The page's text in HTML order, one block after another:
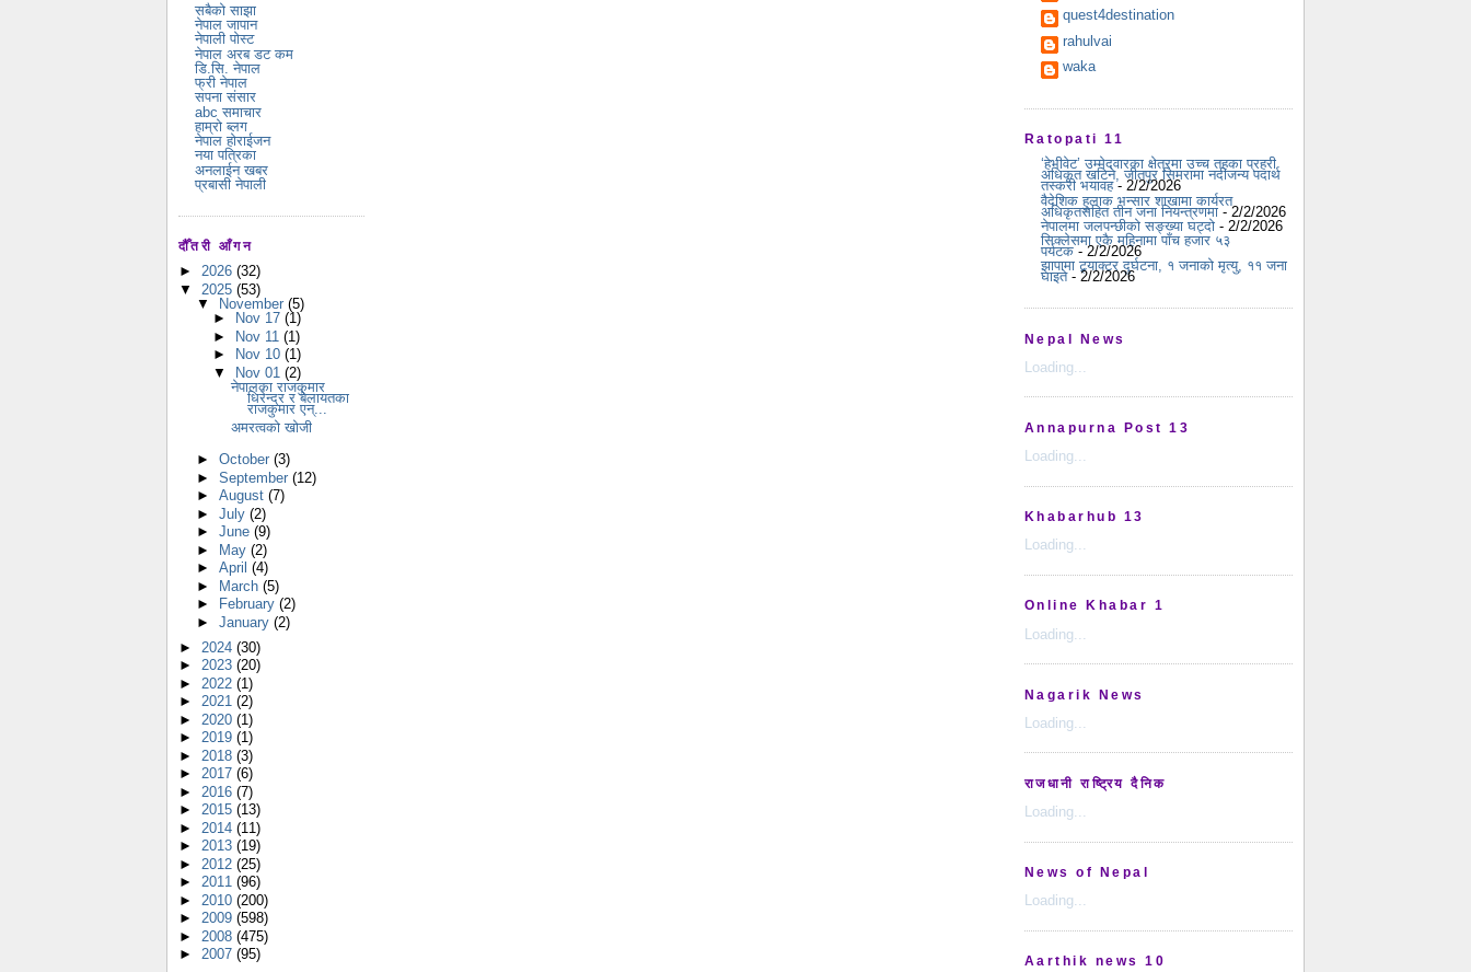
सबैको साझा
नेपाल जापान
नेपाली पोस्ट
नेपाल अरब डट कम
डि.सि. नेपाल
फ्री नेपाल
सपना संसार
abc समाचार
हाम्रो ब्लग
नेपाल होराईजन
नया पत्रिका
अनलाईन खबर
प्रबासी नेपाली
दौँतरी आँगन
► 2026 (32)
▼ 2025 (53)
▼
November (5)
►
Nov 17(1)
►
Nov 11(1)
►
Nov 10(1)
▼
Nov 01(2)
नेपालका राजकुमार
धिरेन्द्र र बेलायतका
राजकुमार एन्...
अमरत्वको खोजी
► October (3)
► September (12)
► August (7)
► July (2)
► June (9)
► May (2)
► April (4)
► March (5)
►
February (2)
► January (2)
► 2024 (30)
► 2023 (20)
► 2022 (1)
► 2021 (2)
► 2020 (1)
► 2019 (1)
► 2018 (3)
► 2017 (6)
► 2016 (7)
► 2015 (13)
► 2014 (11)
► 2013 (19)
► 2012 (25)
► 2011 (96)
► 2010 (200)
► 2009 (598)
► 2008 (475)
► 2007 (95)
quest4destination
rahulvai
waka
Ratopati 11
‘हेभीवेट’ उम्मेदवारका क्षेत्रमा उच्च तहका प्रहरी
अधिकृत खटिने, जीतपुर सिमरामा नदीजन्य पदार्थ
तस्करी भयावह- 2/2/2026
वैदेशिक हुलाक भन्सार शाखामा कार्यरत
अधिकृतसहित तीन जना नियन्त्रणमा - 2/2/2026
नेपालमा जलपन्छीको सङ्ख्या घट्दो - 2/2/2026
सिक्लेसमा एकै महिनामा पाँच हजार ५३
पर्यटक - 2/2/2026
झापामा ट्र्याक्टर दुर्घटना, १ जनाको मृत्यु, ११ जना
घाइते- 2/2/2026
Nepal News
Loading...
Annapurna Post 13
Loading...
Khabarhub 13
Loading...
Online Khabar 1
Loading...
Nagarik News
Loading...
राजधानी राष्ट्रिय दैनिक
Loading...
News of Nepal
Loading...
Aarthik news 10